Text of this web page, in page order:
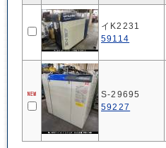
イK2231
59114
S-29695
59227